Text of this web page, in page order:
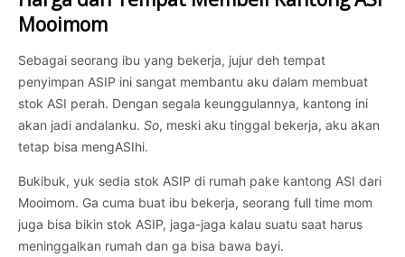
Mooimom
Sebagai seorang ibu yang bekerja, jujur deh tempat
penyimpan ASIP ini sangat membantu aku dalam membuat
stok ASI perah. Dengan segala keunggulannya, kantong ini
akan jadi andalanku. So, meski aku tinggal bekerja, aku akan
tetap bisa mengASIhi.
Bukibuk, yuk sedia stok ASIP di rumah pake kantong ASI dari
Mooimom. Ga cuma buat ibu bekerja, seorang full time mom
juga bisa bikin stok ASIP, jaga-jaga kalau suatu saat harus
meninggalkan rumah dan ga bisa bawa bayi.